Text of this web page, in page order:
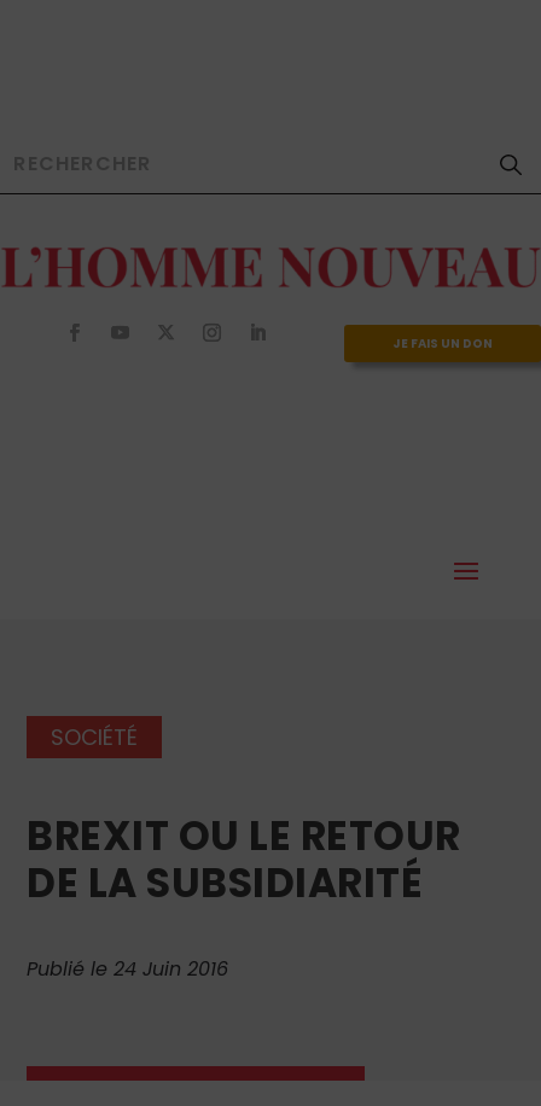
JE FAIS UN DON
SOCIÉTÉ
BREXIT OU LE RETOUR
DE LA SUBSIDIARITÉ
Publié le 24 Juin 2016